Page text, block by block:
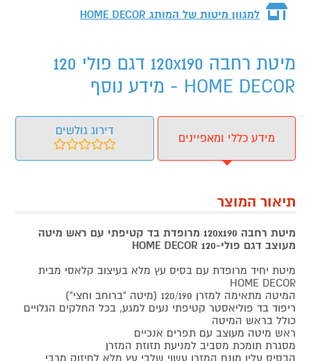
למגוון מיטות של המותג HOME DECOR
מיטת רחבה 120x190 דגם פולי 120
HOME DECOR - מידע נוסף
מידע כללי ומאפיינים
דירוג גולשים
תיאור המוצר
מיטת רחבה 120x190 מרופדת בד קטיפתי עם ראש מיטה
מעוצב דגם פולי-120 HOME DECOR
מיטת יחיד מרופדת עם בסיס עץ מלא בעיצוב קלאסי מבית
HOME DECOR
המיטה מתאימה למזרן 120/190 (מיטה "ברוחב וחצי")
ריפוד בד פוליאסטר קטיפתי נעים למגע, בכל החלקים הגלויים
כולל בראש המיטה
ראש מיטה מעוצב עם תפרים אנכיים
מסגרת תומכת מסביב למניעת תזוזת המזרן
הבסיס עליו מונח המזרן עשוי שלבי עץ מלא לחיזוק מרבי